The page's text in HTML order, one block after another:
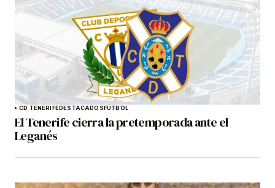
CD TENERIFEDESTACADOSFÚTBOL
El Tenerife cierra la pretemporada ante el
Leganés